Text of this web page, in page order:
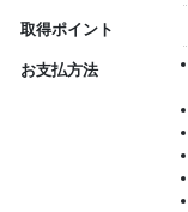
取得ポイント
お支払方法